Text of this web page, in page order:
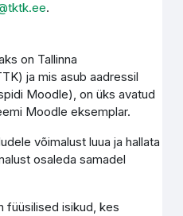
.
on Tallinna
ja mis asub aadressil
Moodle), on üks avatud
Moodle eksemplar.
võimalust luua ja hallata
osaleda samadel
füüsilised isikud, kes